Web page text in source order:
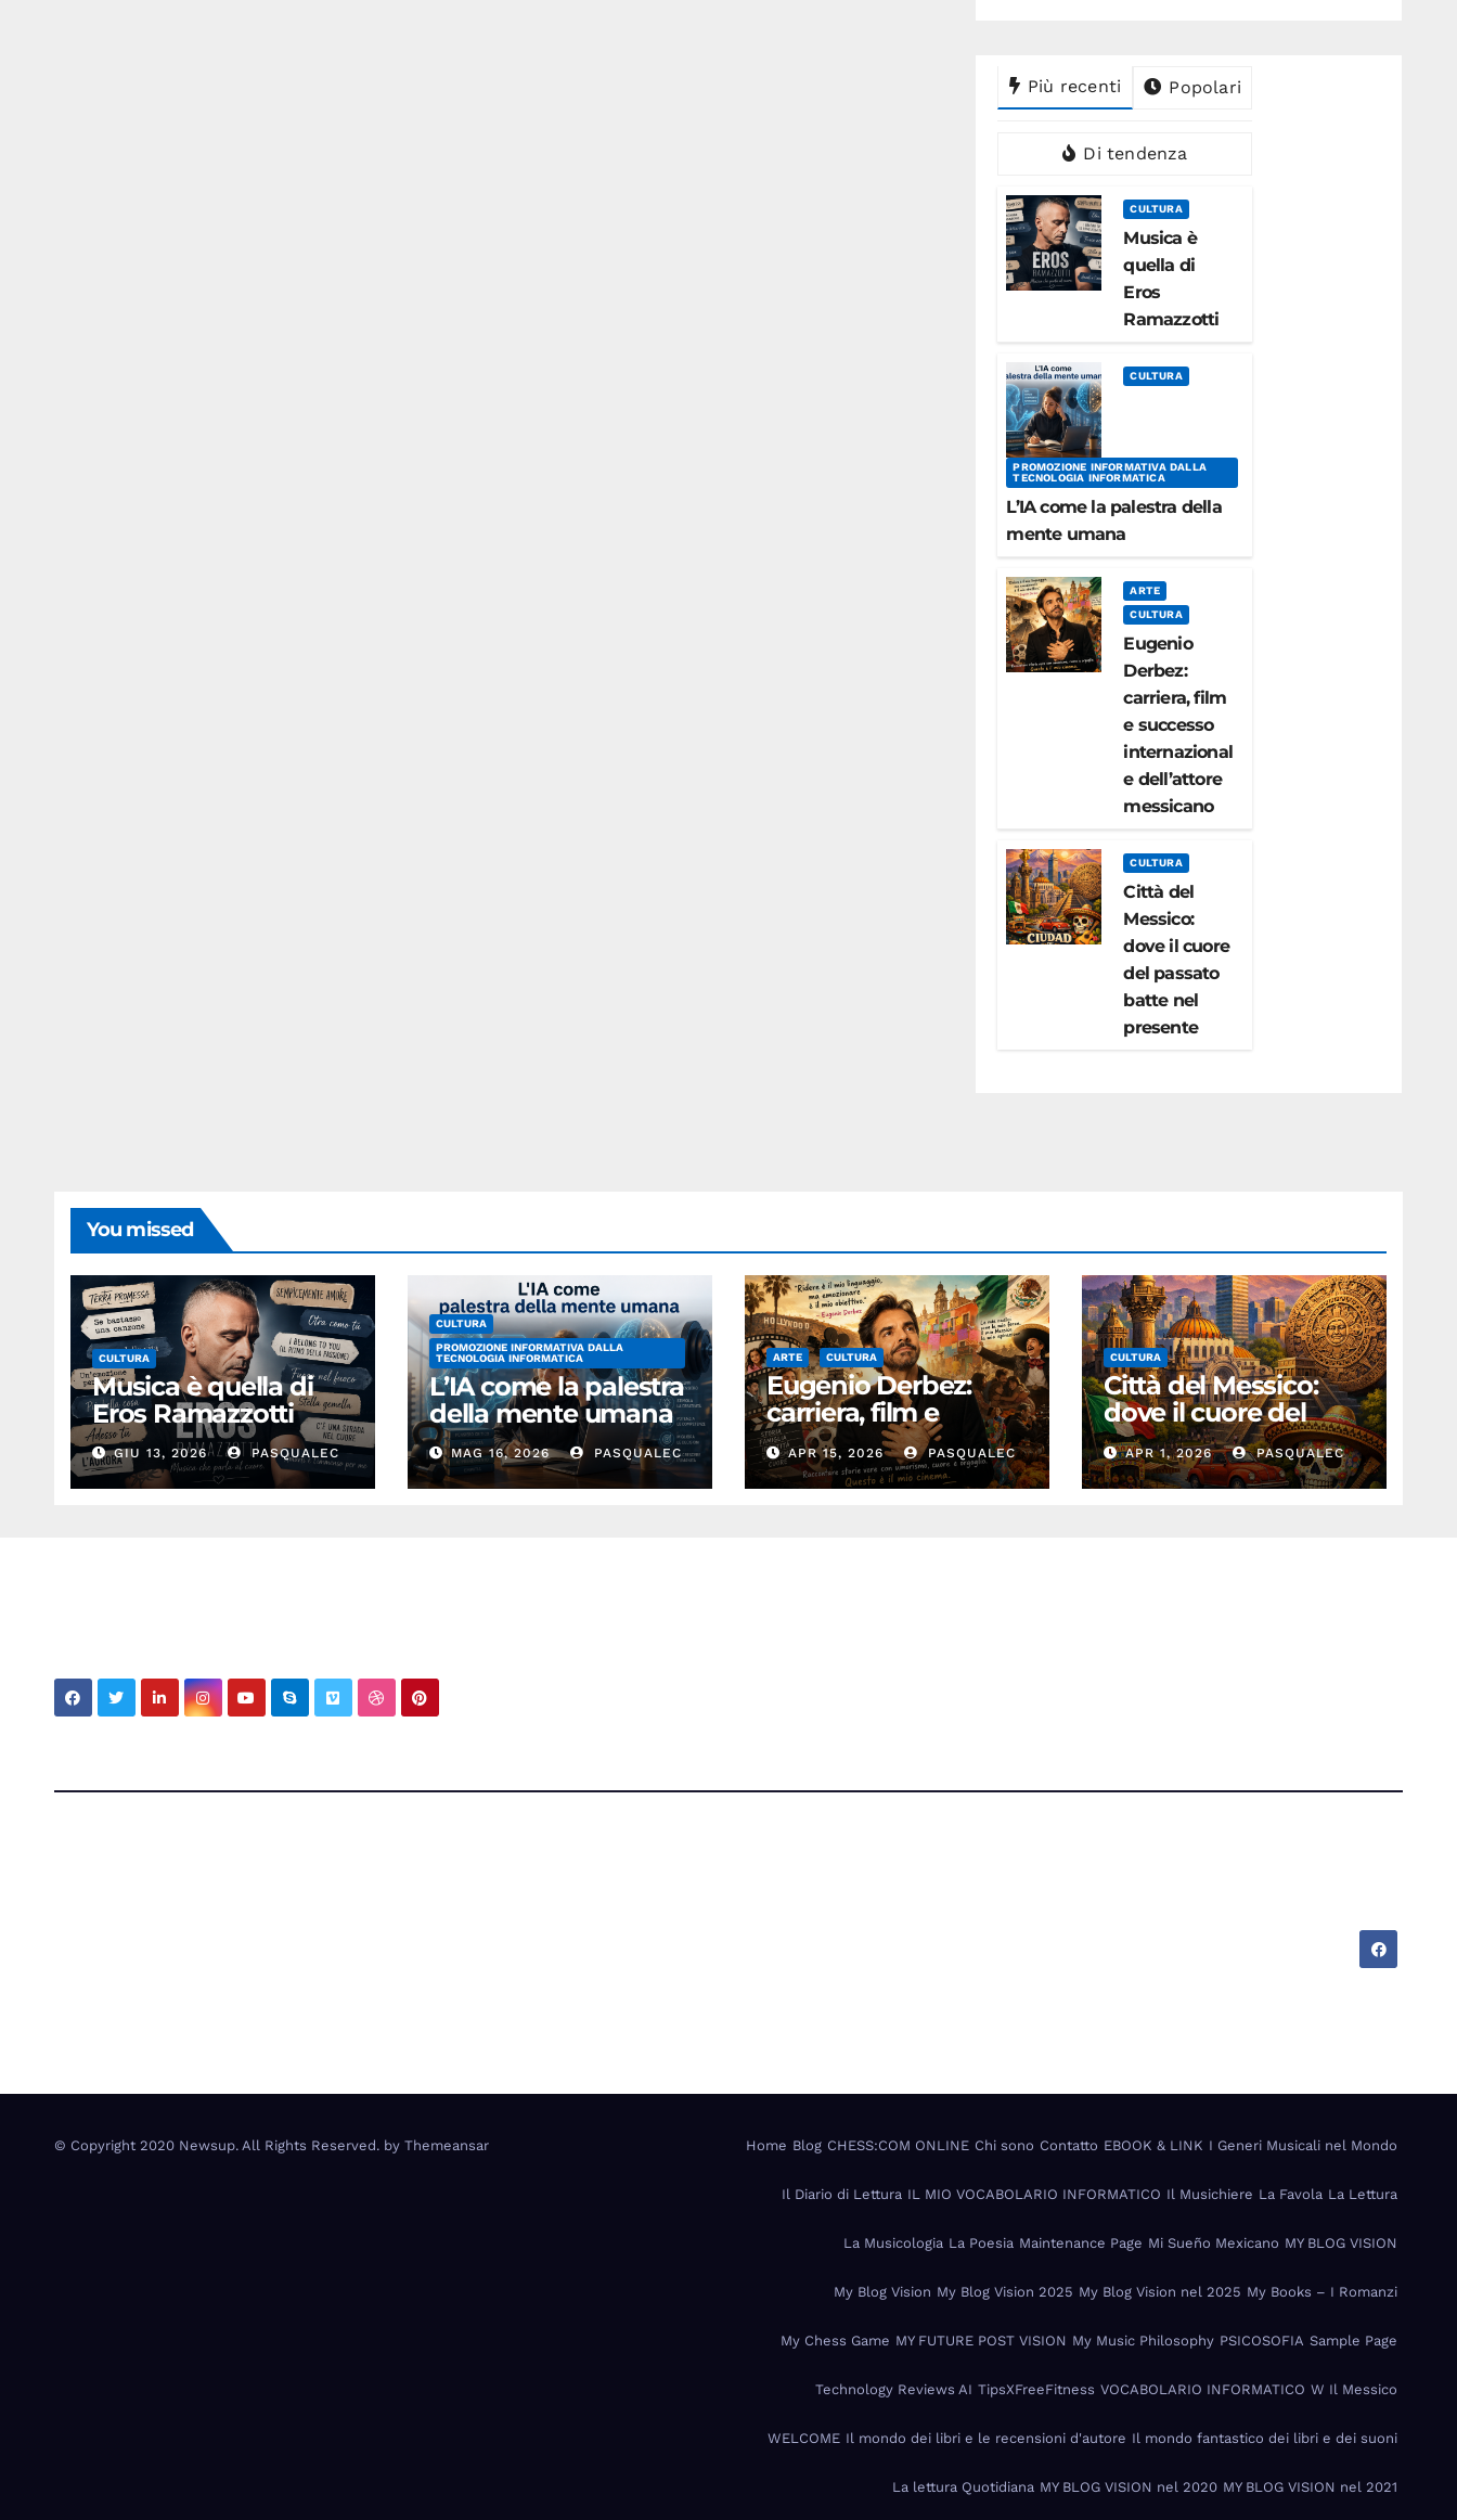
Più recenti Popolari
Di tendenza
CULTURA
Musica è
quella di
Eros
Ramazzotti
CULTURA
PROMOZIONE INFORMATIVA DALLA
TECNOLOGIA INFORMATICA
L’IA come la palestra della
mente umana
ARTE
CULTURA
Eugenio
Derbez:
carriera, film
e successo
internazional
e dell’attore
messicano
CULTURA
Città del
Messico:
dove il cuore
del passato
batte nel
presente
You missed
CULTURA
Musica è quella di
Eros Ramazzotti
GIU 13, 2026 PASQUALEC
CULTURA
PROMOZIONE INFORMATIVA DALLA
TECNOLOGIA INFORMATICA
L’IA come la palestra
della mente umana
MAG 16, 2026 PASQUALEC
ARTE CULTURA
Eugenio Derbez:
carriera, film e
successo
internazionale
dell’attore
APR 15, 2026 PASQUALEC
CULTURA
Città del Messico:
dove il cuore del
passato batte nel
presente
APR 1, 2026 PASQUALEC
© Copyright 2020 Newsup. All Rights Reserved. by Themeansar Home Blog CHESS:COM ONLINE Chi sono Contatto EBOOK & LINK I Generi Musicali nel Mondo
Il Diario di Lettura IL MIO VOCABOLARIO INFORMATICO Il Musichiere La Favola La Lettura
La Musicologia La Poesia Maintenance Page Mi Sueño Mexicano MY BLOG VISION
My Blog Vision My Blog Vision 2025 My Blog Vision nel 2025 My Books – I Romanzi
My Chess Game MY FUTURE POST VISION My Music Philosophy PSICOSOFIA Sample Page
Technology Reviews AI TipsXFreeFitness VOCABOLARIO INFORMATICO W Il Messico
WELCOME Il mondo dei libri e le recensioni d'autore Il mondo fantastico dei libri e dei suoni
La lettura Quotidiana MY BLOG VISION nel 2020 MY BLOG VISION nel 2021